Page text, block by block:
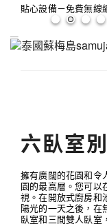
貼心設備－免費無線
六臥室
擁有廣闊的花園和令
園的最高層。您可以
視。在開放式廚房和
陽光的一天之後，在
臥室和三間雙人臥室